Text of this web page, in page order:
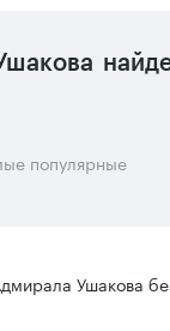
популярные
Ушакова